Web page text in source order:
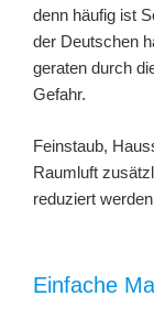
denn häufig ist
der Deutschen
geraten durch
Gefahr.
Feinstaub,
Raumluft
reduziert
Einfache